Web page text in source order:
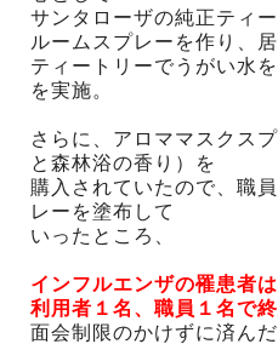
サンタローザの純正ティ
ルームスプレーを作り、
ティートリーでうがい水
を実施。
さらに、アロママスクス
と森林浴の香り）を
購入されていたので、職
レーを塗布して
いったところ、
インフルエンザの罹患者は
利用者１名、職員１名で
面会制限のかけずに済ん